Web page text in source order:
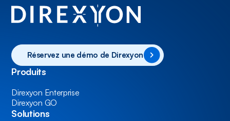
Réservez une démo de Direxyon
Produits
Direxyon Enterprise
Direxyon GO
Solutions